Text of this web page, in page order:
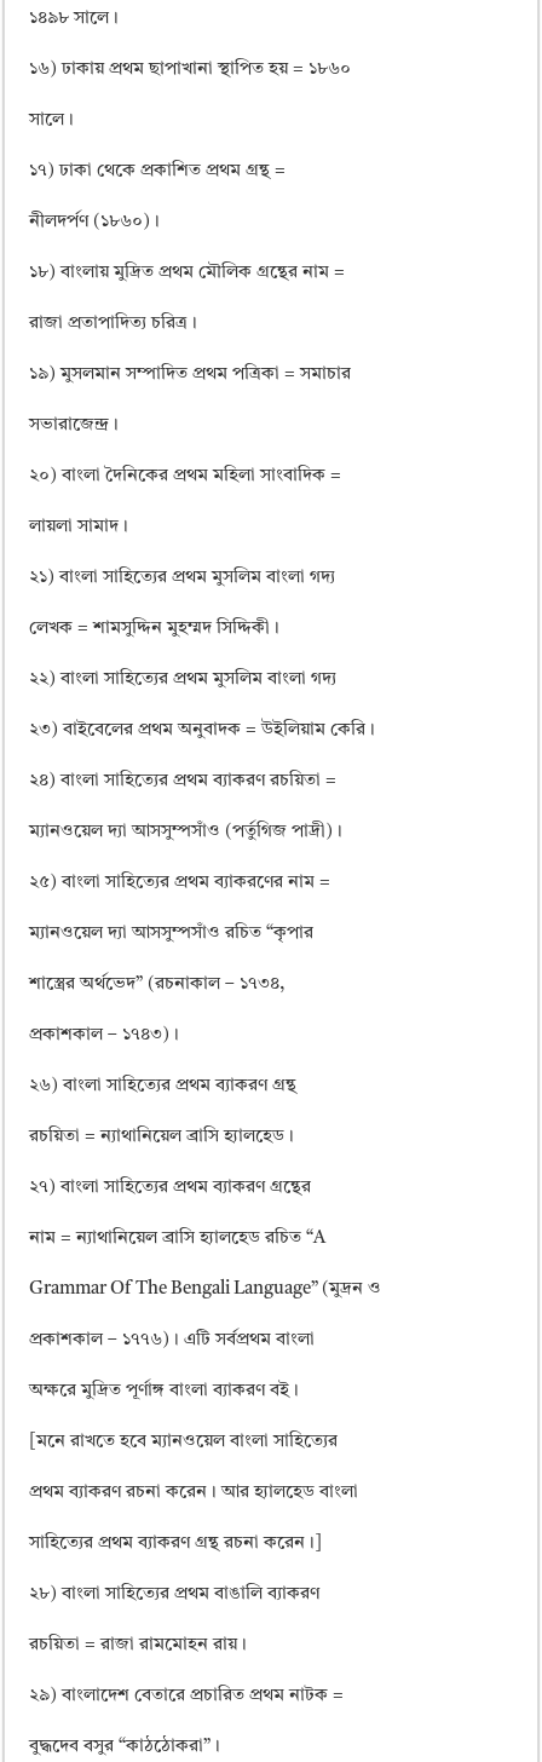
১৪৯৮ সালে।
১৬) ঢাকায় প্রথম ছাপাখানা স্থাপিত হয় = ১৮৬০
সালে।
১৭) ঢাকা থেকে প্রকাশিত প্রথম গ্রন্থ =
নীলদর্পণ (১৮৬০)।
১৮) বাংলায় মুদ্রিত প্রথম মৌলিক গ্রন্থের নাম =
রাজা প্রতাপাদিত্য চরিত্র।
১৯) মুসলমান সম্পাদিত প্রথম পত্রিকা = সমাচার
সভারাজেন্দ্র।
২০) বাংলা দৈনিকের প্রথম মহিলা সাংবাদিক =
লায়লা সামাদ।
২১) বাংলা সাহিত্যের প্রথম মুসলিম বাংলা গদ্য
লেখক = শামসুদ্দিন মুহম্মদ সিদ্দিকী।
২২) বাংলা সাহিত্যের প্রথম মুসলিম বাংলা গদ্য
২৩) বাইবেলের প্রথম অনুবাদক = উইলিয়াম কেরি।
২৪) বাংলা সাহিত্যের প্রথম ব্যাকরণ রচয়িতা =
ম্যানওয়েল দ্যা আসসুম্পসাঁও (পর্তুগিজ পাদ্রী)।
২৫) বাংলা সাহিত্যের প্রথম ব্যাকরণের নাম =
ম্যানওয়েল দ্যা আসসুম্পসাঁও রচিত “কৃপার
শাস্ত্রের অর্থভেদ” (রচনাকাল – ১৭৩৪,
প্রকাশকাল – ১৭৪৩)।
২৬) বাংলা সাহিত্যের প্রথম ব্যাকরণ গ্রন্থ
রচয়িতা = ন্যাথানিয়েল ব্রাসি হ্যালহেড।
২৭) বাংলা সাহিত্যের প্রথম ব্যাকরণ গ্রন্থের
নাম = ন্যাথানিয়েল ব্রাসি হ্যালহেড রচিত “A
Grammar Of The Bengali Language” (মুদ্রন ও
প্রকাশকাল – ১৭৭৬)। এটি সর্বপ্রথম বাংলা
অক্ষরে মুদ্রিত পূর্ণাঙ্গ বাংলা ব্যাকরণ বই।
[মনে রাখতে হবে ম্যানওয়েল বাংলা সাহিত্যের
প্রথম ব্যাকরণ রচনা করেন। আর হ্যালহেড বাংলা
সাহিত্যের প্রথম ব্যাকরণ গ্রন্থ রচনা করেন।]
২৮) বাংলা সাহিত্যের প্রথম বাঙালি ব্যাকরণ
রচয়িতা = রাজা রামমোহন রায়।
২৯) বাংলাদেশ বেতারে প্রচারিত প্রথম নাটক =
বুদ্ধদেব বসুর “কাঠঠোকরা”।